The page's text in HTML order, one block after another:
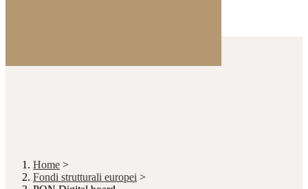
Home >
Fondi strutturali europei >